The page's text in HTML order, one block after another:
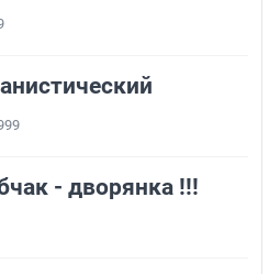
- дворянка !!!